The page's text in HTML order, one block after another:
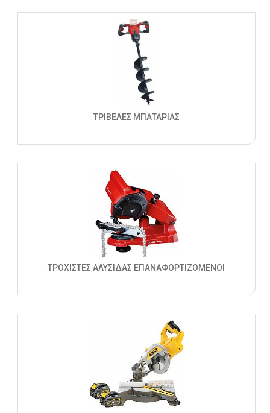
ΤΡΙΒΕΛΕΣ ΜΠΑΤΑΡΙΑΣ
ΤΡΟΧΙΣΤΕΣ ΑΛΥΣΙΔΑΣ ΕΠΑΝΑΦΟΡΤΙΖΟΜΕΝΟΙ